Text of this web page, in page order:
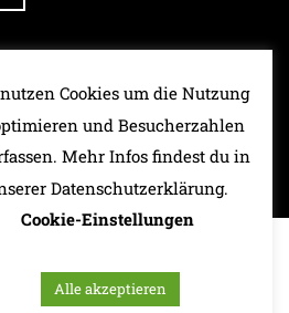
HAFTUNGSAUSSCHLUSS
Cookies um die Nutzung
und Besucherzahlen
Mehr Infos findest du in
Datenschutzerklärung.
Cookie-Einstellungen
Alle akzeptieren